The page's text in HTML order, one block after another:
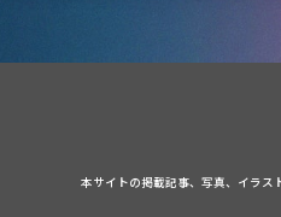
本サイトの掲載記事、写真、イラス